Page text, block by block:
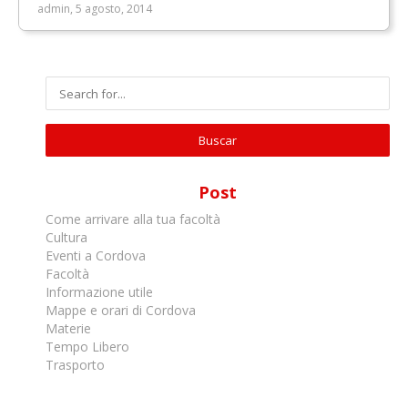
admin, 5 agosto, 2014
Post
Come arrivare alla tua facoltà
Cultura
Eventi a Cordova
Facoltà
Informazione utile
Mappe e orari di Cordova
Materie
Tempo Libero
Trasporto